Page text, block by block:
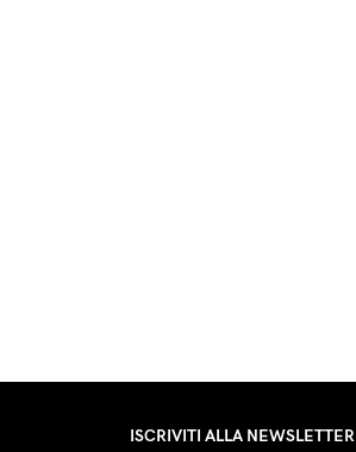
ISCRIVITI ALLA NEWSLETTER